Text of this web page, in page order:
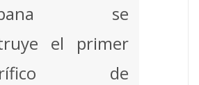
se
el primer
de